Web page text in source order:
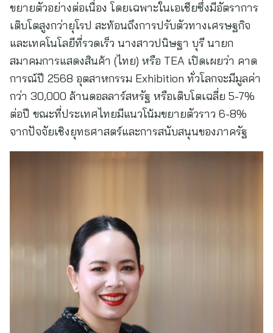
ขยายตัวอย่างต่อเนื่อง โดยเฉพาะในเอเชียซึ่งมีอัตราการ
เติบโตสูงกว่ายุโรป สะท้อนถึงการปรับตัวทางเศรษฐกิจ
และเทคโนโลยีที่รวดเร็ว นางสาวปนิษฐา บุรี นายก
สมาคมการแสดงสินค้า (ไทย) หรือ TEA เปิดเผยว่า คาด
การณ์ปี 2568 อุตสาหกรรม Exhibition ทั่วโลกจะมีมูลค่า
กว่า 30,000 ล้านดอลลาร์สหรัฐ หรือเติบโตเฉลี่ย 5-7%
ต่อปี ขณะที่ประเทศไทยมีแนวโน้มขยายตัวราว 6-8%
จากปัจจัยเชิงยุทธศาสตร์และการสนับสนุนของภาครัฐ